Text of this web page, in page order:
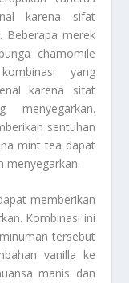
karena sifat
Beberapa merek
chamomile
yang
karena sifat
menyegarkan.
sentuhan
mint tea dapat
menyegarkan.
memberikan
Kombinasi ini
tersebut
vanilla ke
manis dan